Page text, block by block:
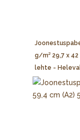
g/m² 29,7 x 42
lehte -